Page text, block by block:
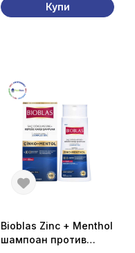
Купи
Bioblas Zinc + Menthol
шампоан против